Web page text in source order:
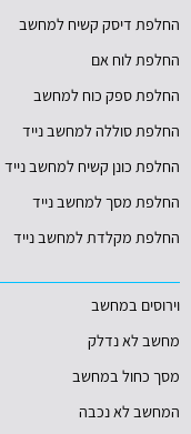
החלפת דיסק קשיח למחשב
החלפת לוח אם
החלפת ספק כוח למחשב
החלפת סוללה למחשב נייד
החלפת כונן קשיח למחשב נייד
החלפת מסך למחשב נייד
החלפת מקלדת למחשב נייד
וירוסים במחשב
מחשב לא נדלק
מסך כחול במחשב
המחשב לא נכבה